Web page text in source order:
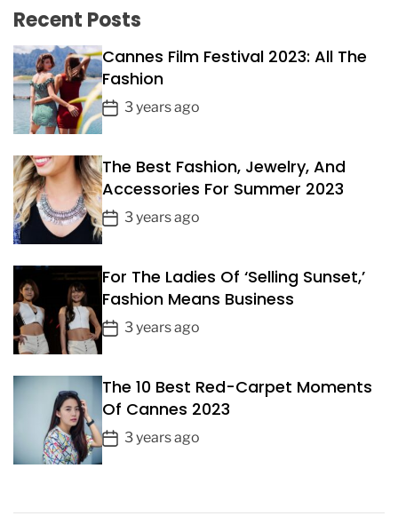
Recent Posts
Cannes Film Festival 2023: All The
Fashion
P
o
t
D
a
t
3 years ago
The Best Fashion, Jewelry, And
Accessories For Summer 2023
P
o
t
D
a
3 years ago
For The Ladies Of ‘Selling Sunset,’
Fashion Means Business
P
t
D
a
t
3 years ago
The 10 Best Red-Carpet Moments
Of Cannes 2023
P
o
3 years ago